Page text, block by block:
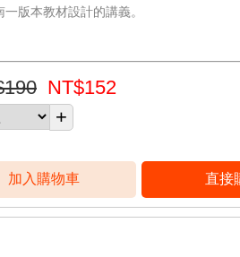
一版本教材設計的講義。
NT$152